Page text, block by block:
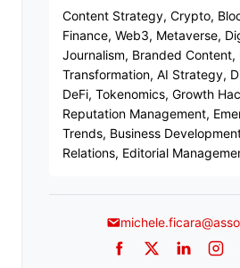
Content Strategy, Crypto,
Finance, Web3, Metaverse,
Journalism, Branded Content,
Transformation, AI Strategy,
DeFi, Tokenomics, Growth
Reputation Management,
Trends, Business
Relations, Editorial
Facebook
TwitterLinkedIn